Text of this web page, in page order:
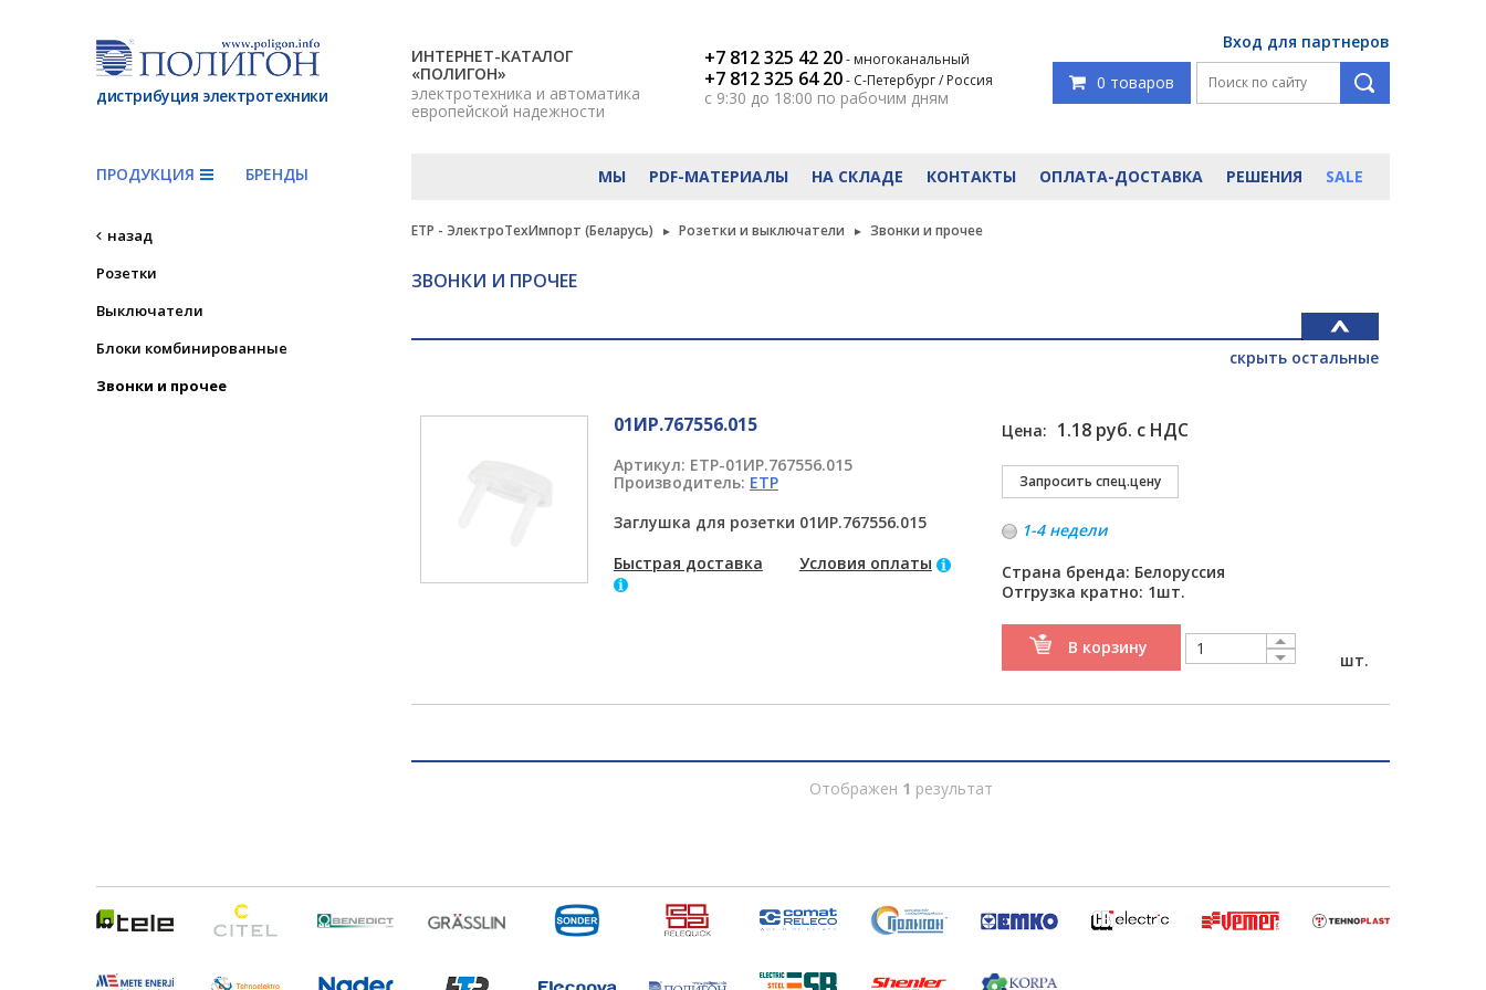
дистрибуция электротехники
ИНТЕРНЕТ-КАТАЛОГ
«ПОЛИГОН»
электротехника и автоматика
европейской надежности
+7 812 325 42 20- многоканальный
+7 812 325 64 20- С-Петербург / Россия
с 9:30 до 18:00 по рабочим дням
Вход для партнеров
0 товаров
ПРОДУКЦИЯ БРЕНДЫ МЫ PDF-МАТЕРИАЛЫ НА СКЛАДЕ КОНТАКТЫ ОПЛАТА-ДОСТАВКА РЕШЕНИЯ SALE
назад
Розетки
Выключатели
Блоки комбинированные
Звонки и прочее
ETP - ЭлектроТехИмпорт (Беларусь) Розетки и выключатели Звонки и прочее
ЗВОНКИ И ПРОЧЕЕ
скрыть остальные
01ИР.767556.015
Артикул: ETP-01ИР.767556.015
Производитель: ETP
Заглушка для розетки 01ИР.767556.015
Быстрая доставка
Условия оплаты
Цена: 1.18 руб. с НДС
1-4 недели
Страна бренда: Белоруссия
Отгрузка кратно: 1шт.
В корзину
шт.
Отображен 1 результат